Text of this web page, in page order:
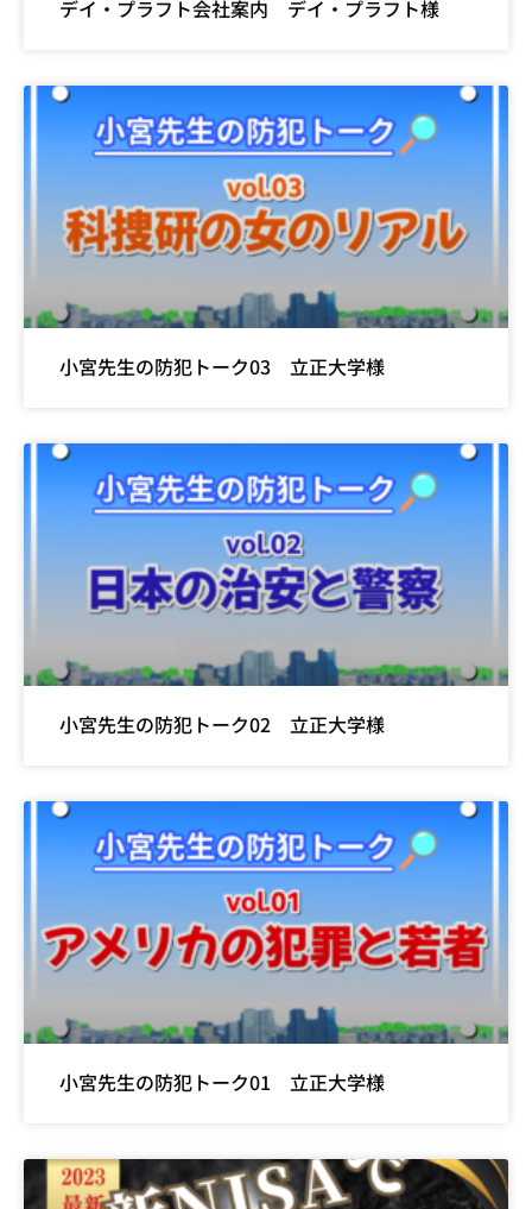
デイ・プラフト会社案内 デイ・プラフト様
小宮先生の防犯トーク03 立正大学様
小宮先生の防犯トーク02 立正大学様
小宮先生の防犯トーク01 立正大学様